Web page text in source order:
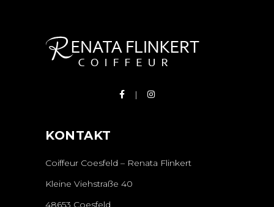
KONTAKT
Coiffeur Coesfeld – Renata Flinkert
Kleine Viehstraße 40
48653 Coesfeld